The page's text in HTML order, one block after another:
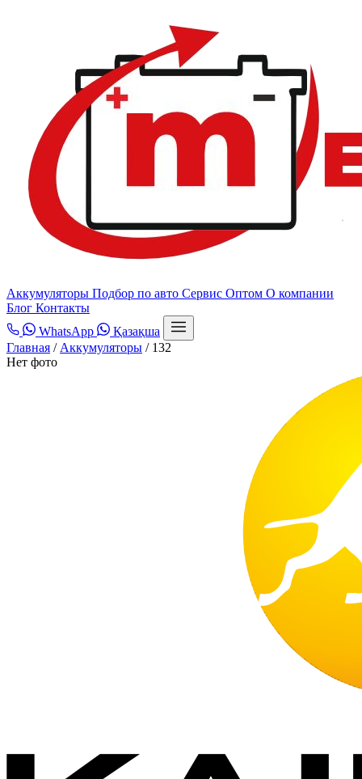
Аккумуляторы Подбор по авто Сервис Оптом О компании
Блог Контакты
WhatsApp
Қазақша
Главная / Аккумуляторы / 132
Нет фото